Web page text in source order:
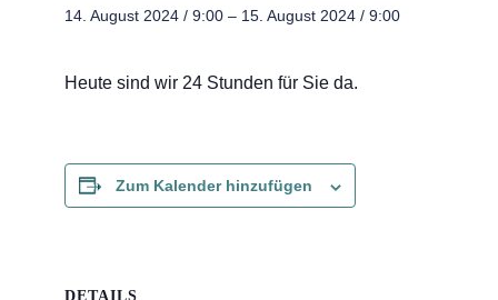
14. August 2024 / 9:00 – 15. August 2024 / 9:00
Heute sind wir 24 Stunden für Sie da.
Zum Kalender hinzufügen
DETAILS